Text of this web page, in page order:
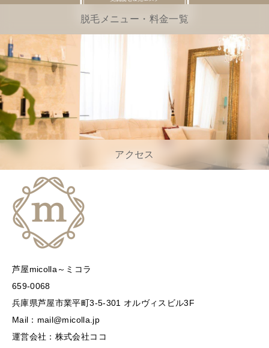
脱毛メニュー・料金一覧
アクセス
芦屋micolla～ミコラ
659-0068
兵庫県芦屋市業平町3-5-301 オルヴィスビル3F
Mail：mail@micolla.jp
運営会社：株式会社ココ